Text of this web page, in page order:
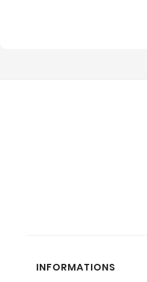
INFORMATIONS